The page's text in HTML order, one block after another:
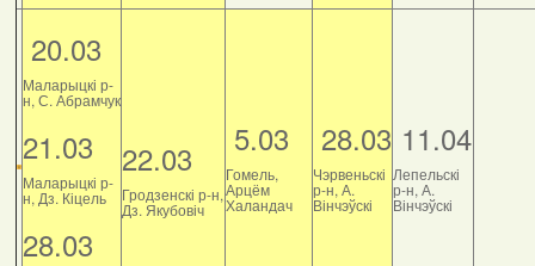
20.03
Маларыцкі р-
н, С. Абрамчук
21.03
Маларыцкі р-
н, Дз. Кіцель
28.03
22.03
Гродзенскі р-н,
Дз. Якубовіч
5.03
Гомель,
Арцём
Халандач
28.03
Чэрвеньскі
р-н, А.
Вінчэўскі
11.04
Лепельскі
р-н, А.
Вінчэўскі